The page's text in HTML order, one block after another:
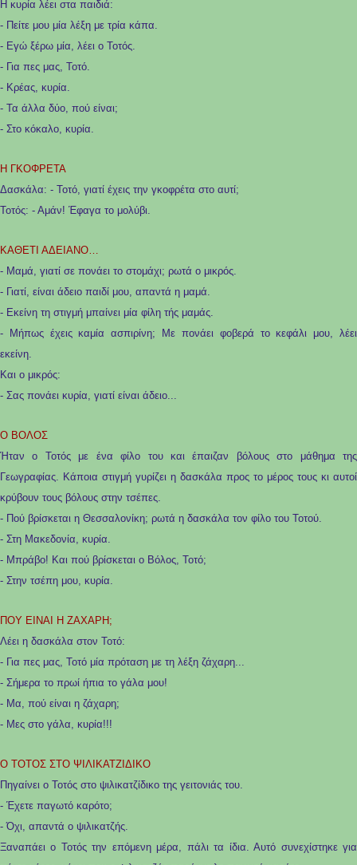
Η κυρία λέει στα παιδιά:
- Πείτε μου μία λέξη με τρία κάπα.
- Εγώ ξέρω μία, λέει ο Τοτός.
- Για πες μας, Τοτό.
- Κρέας, κυρία.
- Τα άλλα δύο, πού είναι;
- Στο κόκαλο, κυρία.
Η ΓΚΟΦΡΕΤΑ
Δασκάλα: - Τοτό, γιατί έχεις την γκοφρέτα στο αυτί;
Τοτός: - Αμάν! Έφαγα το μολύβι.
ΚΑΘΕΤΙ ΑΔΕΙΑΝΟ…
- Μαμά, γιατί σε πονάει το στομάχι; ρωτά ο μικρός.
- Γιατί, είναι άδειο παιδί μου, απαντά η μαμά.
- Εκείνη τη στιγμή μπαίνει μία φίλη τής μαμάς.
- Μήπως έχεις καμία ασπιρίνη; Με πονάει φοβερά το κεφάλι μου, λέει
εκείνη.
Και ο μικρός:
- Σας πονάει κυρία, γιατί είναι άδειο...
Ο ΒΟΛΟΣ
Ήταν ο Τοτός με ένα φίλο του και έπαιζαν βόλους στο μάθημα της
Γεωγραφίας. Κάποια στιγμή γυρίζει η δασκάλα προς το μέρος τους κι αυτοί
κρύβουν τους βόλους στην τσέπες.
- Πού βρίσκεται η Θεσσαλονίκη; ρωτά η δασκάλα τον φίλο του Τοτού.
- Στη Μακεδονία, κυρία.
- Μπράβο! Και πού βρίσκεται ο Βόλος, Τοτό;
- Στην τσέπη μου, κυρία.
ΠΟΥ ΕΙΝΑΙ Η ΖΑΧΑΡΗ;
Λέει η δασκάλα στον Τοτό:
- Για πες μας, Τοτό μία πρόταση με τη λέξη ζάχαρη...
- Σήμερα το πρωί ήπια το γάλα μου!
- Μα, πού είναι η ζάχαρη;
- Μες στο γάλα, κυρία!!!
Ο ΤΟΤΟΣ ΣΤΟ ΨΙΛΙΚΑΤΖΙΔΙΚΟ
Πηγαίνει ο Τοτός στο ψιλικατζίδικο της γειτονιάς του.
- Έχετε παγωτό καρότο;
- Όχι, απαντά ο ψιλικατζής.
Ξαναπάει ο Τοτός την επόμενη μέρα, πάλι τα ίδια. Αυτό συνεχίστηκε για